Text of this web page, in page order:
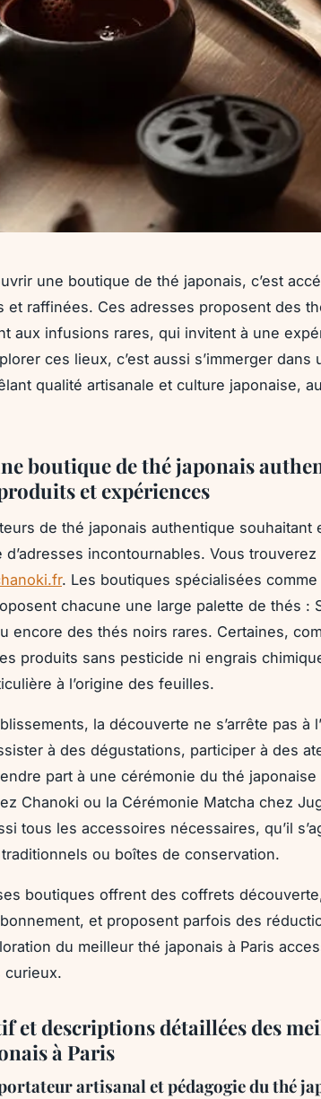
une boutique de thé japonais, c’est
et raffinées. Ces adresses proposent des
aux infusions rares, qui invitent à une
ces lieux, c’est aussi s’immerger dans
qualité artisanale et culture japonaise,
boutique de thé japonais
et expériences
de thé japonais authentique souhaitant
d’adresses incontournables. Vous trouverez
. Les boutiques spécialisées
chacune une large palette de thés :
encore des thés noirs rares. Certaines,
produits sans pesticide ni engrais
à l’origine des feuilles.
la découverte ne s’arrête pas à
à des dégustations, participer à des
part à une cérémonie du thé japonaise
Chanoki ou la Cérémonie Matcha chez
tous les accessoires nécessaires, qu’il
ou boîtes de conservation.
boutiques offrent des coffrets
et proposent parfois des
du meilleur thé japonais à Paris
curieux.
et descriptions détaillées des
à Paris
artisanal et pédagogie du thé